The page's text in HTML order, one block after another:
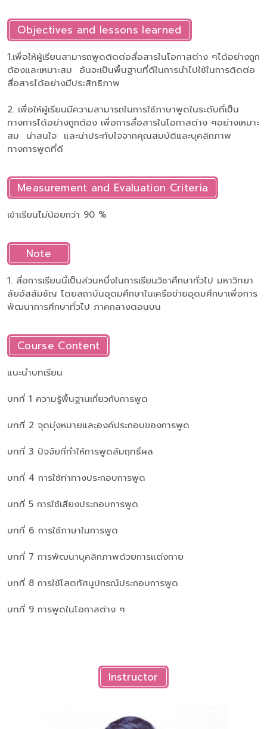
Objectives and lessons learned
1.เพื่อให้ผู้เรียนสามารถพูดติดต่อสื่อสารในโอกาสต่าง ๆได้อย่างถูก
ต้องและเหมาะสม อันจะเป็นพื้นฐานที่ดีในการนำไปใช้ในการติดต่อ
สื่อสารได้อย่างมีประสิทธิภาพ
2. เพื่อให้ผู้เรียนมีความสามารถในการใช้ภาษาพูดในระดับที่เป็น
ทางการได้อย่างถูกต้อง เพื่อการสื่อสารในโอกาสต่าง ๆอย่างเหมาะ
สม น่าสนใจ และน่าประทับใจจากคุณสมบัติและบุคลิกภาพ
ทางการพูดที่ดี
Measurement and Evaluation Criteria
เข้าเรียนไม่น้อยกว่า 90 %
Note
1. สื่อการเรียนนี้เป็นส่วนหนึ่งในการเรียนวิชาศึกษาทั่วไป มหาวิทยา
ลัยอัสสัมชัญ โดยสถาบันอุดมศึกษาในเครือข่ายอุดมศึกษาเพื่อการ
พัฒนาการศึกษาทั่วไป ภาคกลางตอนบน
Course Content
แนะนำบทเรียน
บทที่ 1 ความรู้พื้นฐานเกี่ยวกับการพูด
บทที่ 2 จุดมุ่งหมายและองค์ประกอบของการพูด
บทที่ 3 ปัจจัยที่ทำให้การพูดสัมฤทธิ์ผล
บทที่ 4 การใช้ท่าทางประกอบการพูด
บทที่ 5 การใช้เสียงประกอบการพูด
บทที่ 6 การใช้ภาษาในการพูด
บทที่ 7 การพัฒนาบุคลิกภาพด้วยการแต่งกาย
บทที่ 8 การใช้โสตทัศนูปกรณ์ประกอบการพูด
บทที่ 9 การพูดในโอกาสต่าง ๆ
Instructor